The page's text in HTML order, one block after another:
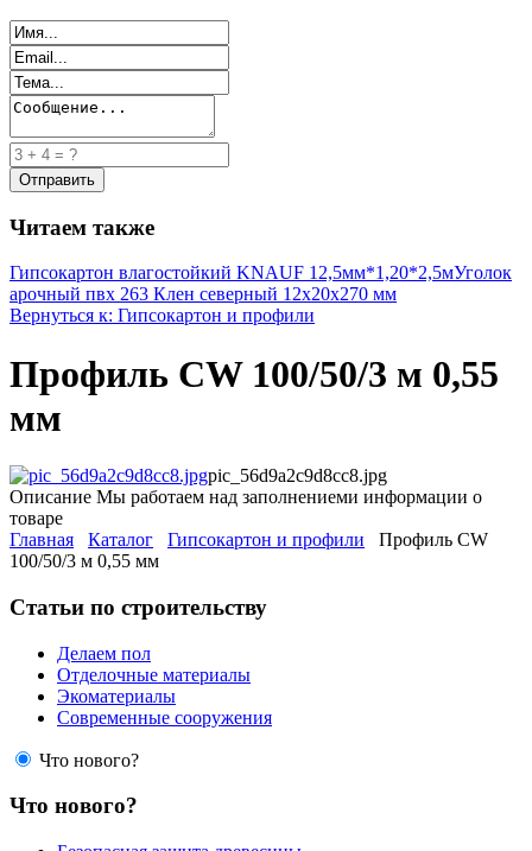
Читаем также
Гипсокартон влагостойкий KNAUF 12,5мм*1,20*2,5мУголок
арочный пвх 263 Клен северный 12х20х270 мм
Вернуться к: Гипсокартон и профили
Профиль СW 100/50/3 м 0,55
мм
pic_56d9a2c9d8cc8.jpg
Описание Мы работаем над заполнениеми информации о
товаре
Главная
Каталог Гипсокартон и профили
Профиль СW
100/50/3 м 0,55 мм
Статьи по строительству
Делаем пол
Отделочные материалы
Экоматериалы
Современные сооружения
Что нового?
Что нового?